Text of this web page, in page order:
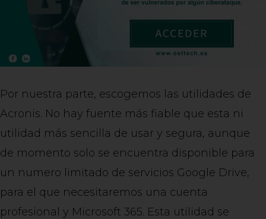
Por nuestra parte, escogemos las utilidades de
Acronis. No hay fuente más fiable que esta ni
utilidad más sencilla de usar y segura, aunque
de momento solo se encuentra disponible para
un numero limitado de servicios Google Drive,
para el que necesitaremos una cuenta
profesional y Microsoft 365. Esta utilidad se